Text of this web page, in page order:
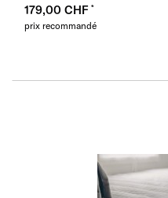
179,00 CHF
prix recommandé